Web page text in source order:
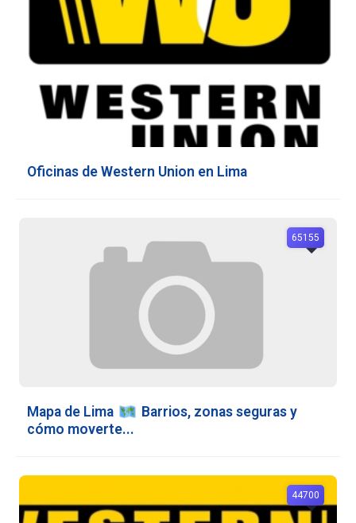
Oficinas de Western Union en Lima
Mapa de Lima
️ Barrios, zonas seguras y
cómo moverte...
65155
44700